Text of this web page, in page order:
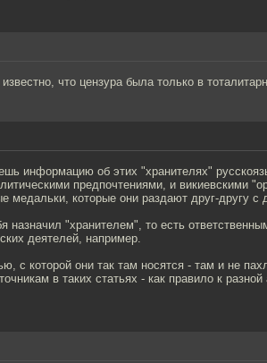
что цензура была только в
информацию об этих "хранителях"
предпочтениями, и викиевскими
медальки, которые они раздают друг-другу с
назначил "хранителем", то есть
деятелей, например.
с которой они так там носятся - там и не
в таких статьях - как правило к разной